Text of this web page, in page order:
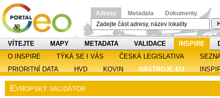
Adresy Metadata Dokumenty
VÍTEJTE MAPY METADATA VALIDACE INSPIRE
O INSPIRE
TÝKÁ SE I VÁS ČESKÁ LEGISLATIVA
PRIORITNÍ DATA
HVD KOVIN NÁSTROJE EU
Evropský validátor